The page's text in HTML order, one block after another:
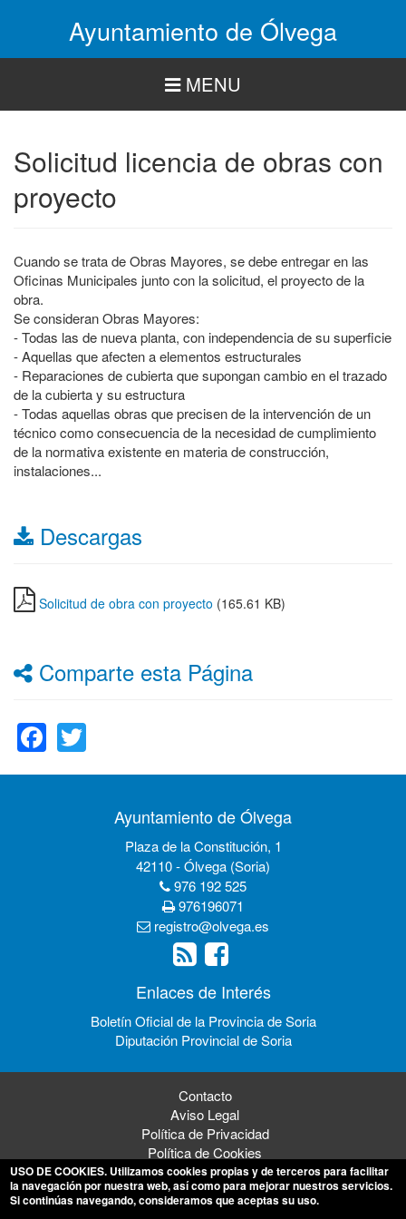
Ayuntamiento de Ólvega
MENU
Solicitud licencia de obras con
proyecto
Cuando se trata de Obras Mayores, se debe entregar en las
Oficinas Municipales junto con la solicitud, el proyecto de la
obra.
Se consideran Obras Mayores:
- Todas las de nueva planta, con independencia de su superficie
- Aquellas que afecten a elementos estructurales
- Reparaciones de cubierta que supongan cambio en el trazado
de la cubierta y su estructura
- Todas aquellas obras que precisen de la intervención de un
técnico como consecuencia de la necesidad de cumplimiento
de la normativa existente en materia de construcción,
instalaciones...
Descargas
Solicitud de obra con proyecto (165.61 KB)
Comparte esta Página
Facebook
Ayuntamiento de Ólvega
Plaza de la Constitución, 1
42110 - Ólvega (Soria)
976 192 525
976196071
registro@olvega.es
Enlaces de Interés
Boletín Oficial de la Provincia de Soria
Diputación Provincial de Soria
Contacto
Aviso Legal
Política de Privacidad
Política de Cookies
USO DE COOKIES. Utilizamos cookies propias y de terceros para facilitar
la navegación por nuestra web, así como para mejorar nuestros servicios.
Si continúas navegando, consideramos que aceptas su uso.